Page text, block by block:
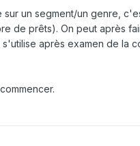
un segment/un genre,
de prêts). On peut après
après examen de la